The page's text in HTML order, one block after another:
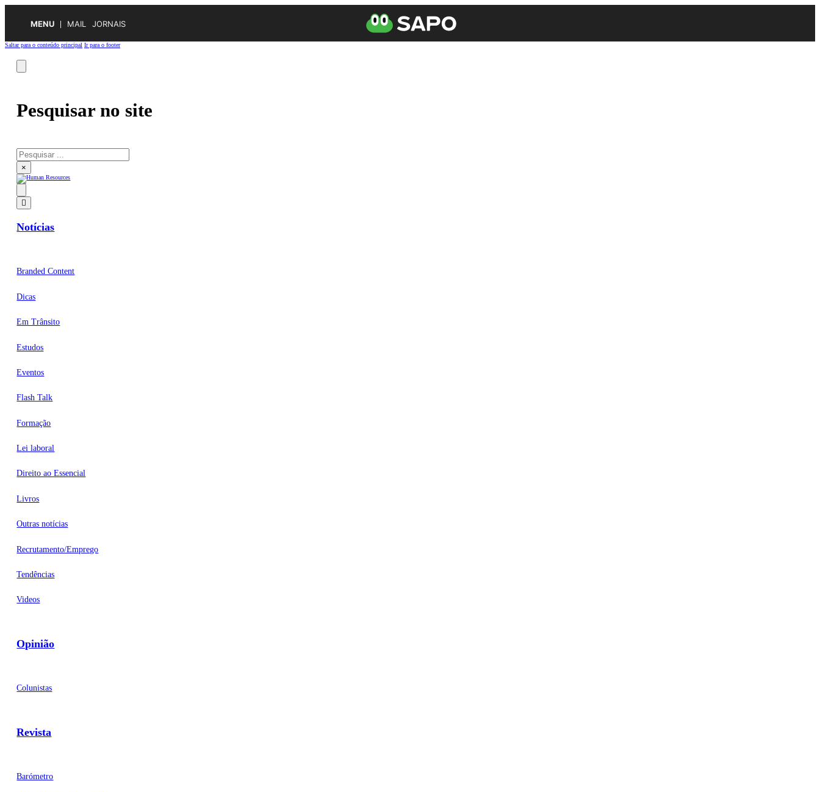
MENU MAIL JORNAIS
Saltar para o conteúdo principal Ir para o footer
Pesquisar no site
Pesquisar
×
Notícias
Branded Content
Dicas
Em Trânsito
Estudos
Eventos
Flash Talk
Formação
Lei laboral
Direito ao Essencial
Livros
Outras notícias
Recrutamento/Emprego
Tendências
Videos
Opinião
Colunistas
Revista
Barómetro